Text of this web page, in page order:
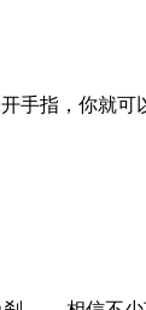
手指，你就